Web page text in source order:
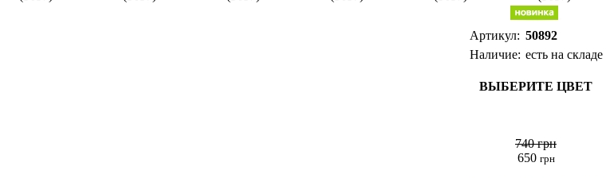
Артикул: 50892
Наличие: есть на складе
ВЫБЕРИТЕ ЦВЕТ
740 грн
650 грн